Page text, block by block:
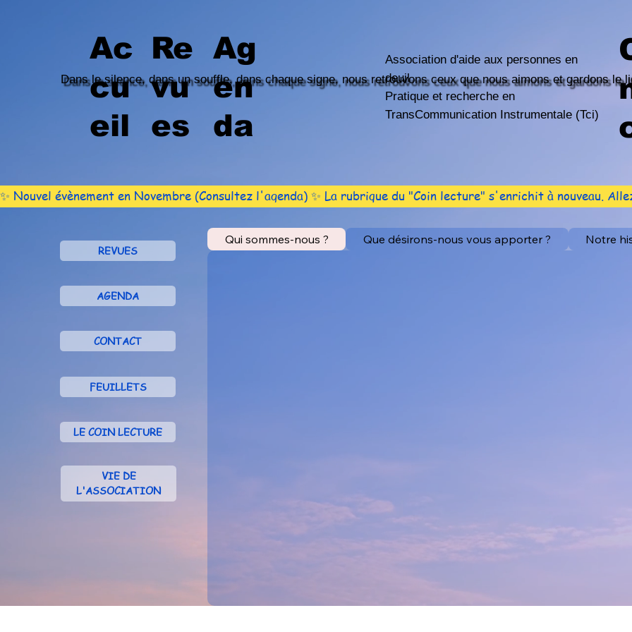
Dans le silence, dans un souffle, dans chaque signe, nous retrouvons ceux que nous aimons et gardons le
Ac
cu
eil
Re
vu
es
Ag
en
da
Association d'aide aux personnes en
deuil
Pratique et recherche en
TransCommunication Instrumentale (Tci)
✨ Nouvel évènement en Novembre (Consultez l'agenda) ✨ La rubrique du "Coin lecture" s'enrichit à nouveau.
VIE DE
L'ASSOCIATION
Qui sommes-nous ? Que désirons-nous vous apporter ? Notre
REVUES
AGENDA
CONTACT
FEUILLETS
LE COIN LECTURE